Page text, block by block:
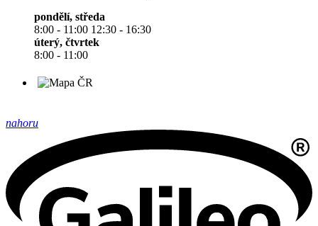
pondělí, středa
8:00 - 11:00 12:30 - 16:30
úterý, čtvrtek
8:00 - 11:00
nahoru